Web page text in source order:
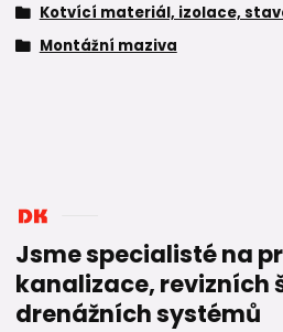
Kotvící materiál, izolace,
Montážní maziva
Jsme specialisté na
kanalizace, revizních
drenážních systémů